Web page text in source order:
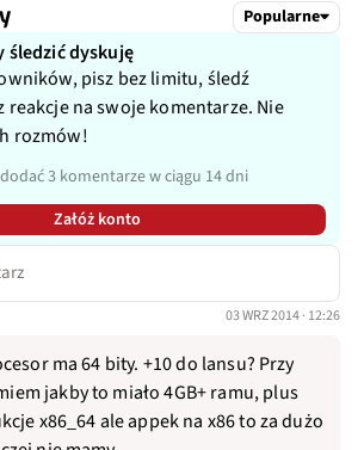
Popularne
śledzić dyskuję
pisz bez limitu, śledź
na swoje komentarze. Nie
rozmów!
3 komentarze w ciągu 14 dni
Załóż konto
03 WRZ 2014 · 12:26
ma 64 bity. +10 do lansu? Przy
jakby to miało 4GB+ ramu, plus
x86_64 ale appek na x86 to za dużo